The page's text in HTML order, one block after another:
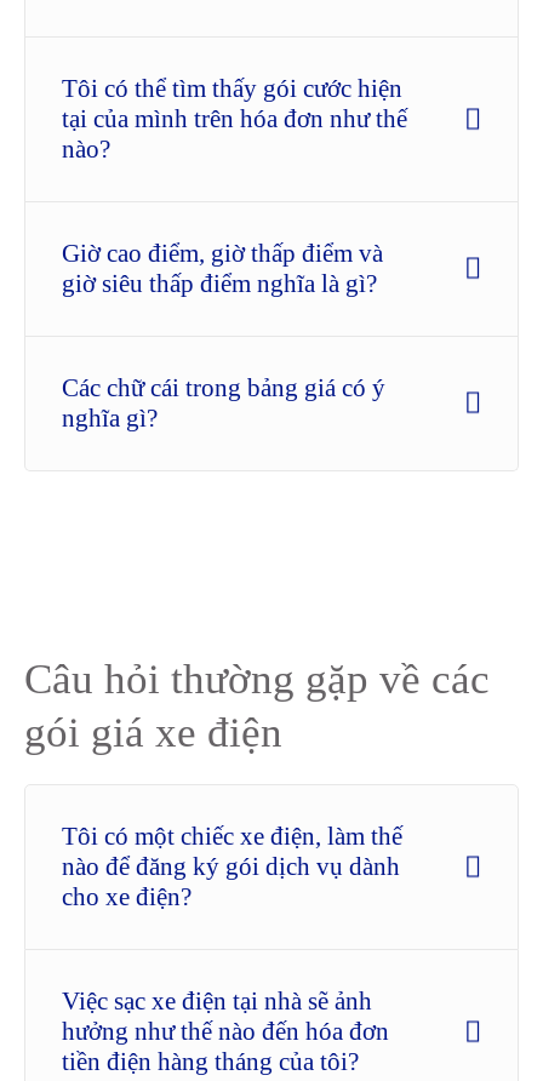
Tôi có thể tìm thấy gói cước hiện
tại của mình trên hóa đơn như thế
nào?
Giờ cao điểm, giờ thấp điểm và
giờ siêu thấp điểm nghĩa là gì?
Các chữ cái trong bảng giá có ý
nghĩa gì?
Câu hỏi thường gặp về các
gói giá xe điện
Tôi có một chiếc xe điện, làm thế
nào để đăng ký gói dịch vụ dành
cho xe điện?
Việc sạc xe điện tại nhà sẽ ảnh
hưởng như thế nào đến hóa đơn
tiền điện hàng tháng của tôi?